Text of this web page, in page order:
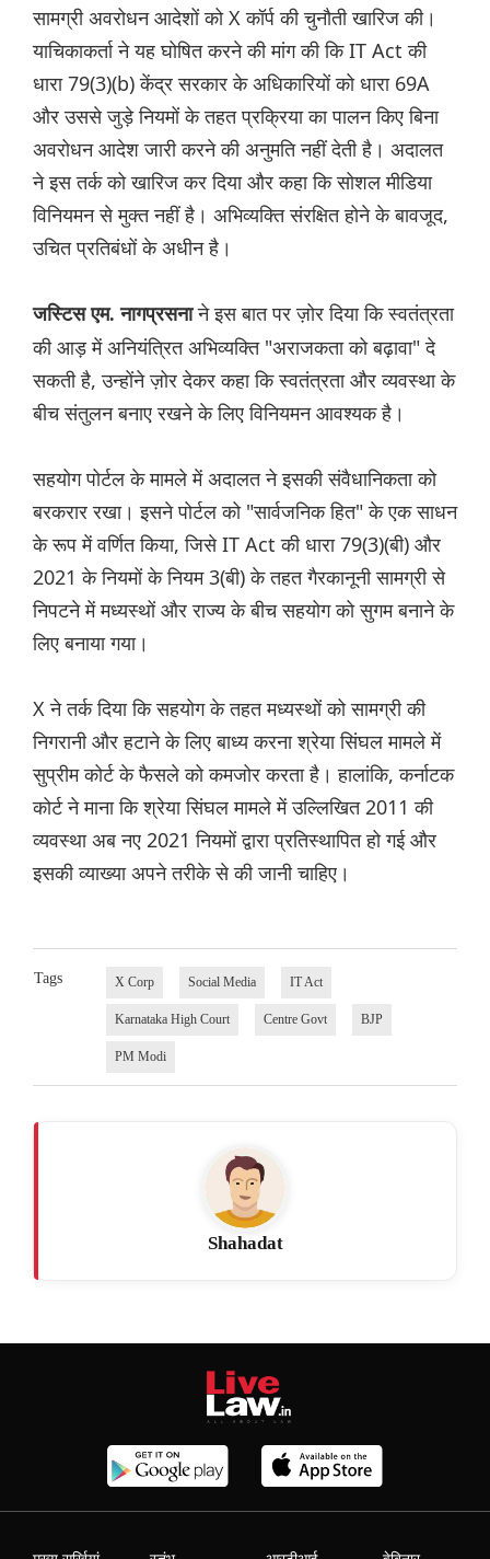
सामग्री अवरोधन आदेशों को X कॉर्प की चुनौती खारिज की।
याचिकाकर्ता ने यह घोषित करने की मांग की कि IT Act की
धारा 79(3)(b) केंद्र सरकार के अधिकारियों को धारा 69A
और उससे जुड़े नियमों के तहत प्रक्रिया का पालन किए बिना
अवरोधन आदेश जारी करने की अनुमति नहीं देती है। अदालत
ने इस तर्क को खारिज कर दिया और कहा कि सोशल मीडिया
विनियमन से मुक्त नहीं है। अभिव्यक्ति संरक्षित होने के बावजूद,
उचित प्रतिबंधों के अधीन है।
जस्टिस एम. नागप्रसनाने इस बात पर ज़ोर दिया कि स्वतंत्रता
की आड़ में अनियंत्रित अभिव्यक्ति "अराजकता को बढ़ावा" दे
सकती है, उन्होंने ज़ोर देकर कहा कि स्वतंत्रता और व्यवस्था के
बीच संतुलन बनाए रखने के लिए विनियमन आवश्यक है।
सहयोग पोर्टल के मामले में अदालत ने इसकी संवैधानिकता को
बरकरार रखा। इसने पोर्टल को "सार्वजनिक हित" के एक साधन
के रूप में वर्णित किया, जिसे IT Act की धारा 79(3)(बी) और
2021 के नियमों के नियम 3(बी) के तहत गैरकानूनी सामग्री से
निपटने में मध्यस्थों और राज्य के बीच सहयोग को सुगम बनाने के
लिए बनाया गया।
X ने तर्क दिया कि सहयोग के तहत मध्यस्थों को सामग्री की
निगरानी और हटाने के लिए बाध्य करना श्रेया सिंघल मामले में
सुप्रीम कोर्ट के फैसले को कमजोर करता है। हालांकि, कर्नाटक
कोर्ट ने माना कि श्रेया सिंघल मामले में उल्लिखित 2011 की
व्यवस्था अब नए 2021 नियमों द्वारा प्रतिस्थापित हो गई और
इसकी व्याख्या अपने तरीके से की जानी चाहिए।
Tags X Corp Social Media IT Act
Karnataka High Court Centre Govt BJP
PM Modi
Shahadat